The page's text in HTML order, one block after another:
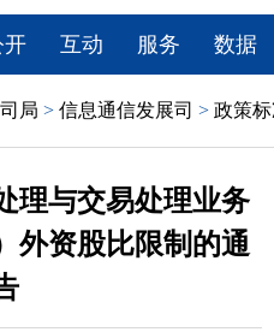
开 互动 服务 数据
局 > 信息通信发展司 > 政策
理与交易处理业务
外资股比限制的通